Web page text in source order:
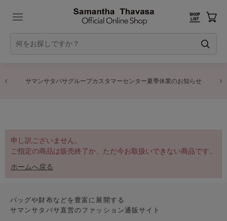
サマンサタバサグループカスタマーセンター夏季休業のお知らせ
申し訳ございません。
ご指定の商品は販売終了か、ただ今お取扱いできない商品です。
ホームへ戻る
バッグや財布などを豊富に展開する
サマンサタバサ直営のファッション通販サイト